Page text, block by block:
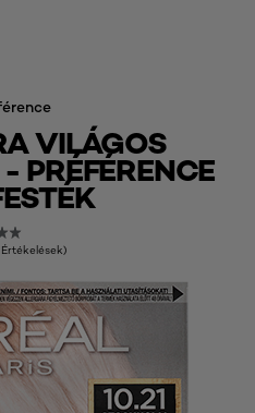
VILÁGOS
PRÉFÉRENCE